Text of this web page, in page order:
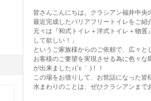
皆さんこんにちは。クラシアン福井中央
最近完成したバリアフリートイレをご紹
元々は『和式トイレ＋洋式トイレ＋物
して欲しい！」
というご家族様からのご依頼で、広々と
お客様のご要望を実現させる為に色々
が出来ました♪(´ε｀ )！！
この場をお借りして、お世話になった皆
水まわりのことは、ぜひクラシアンまで